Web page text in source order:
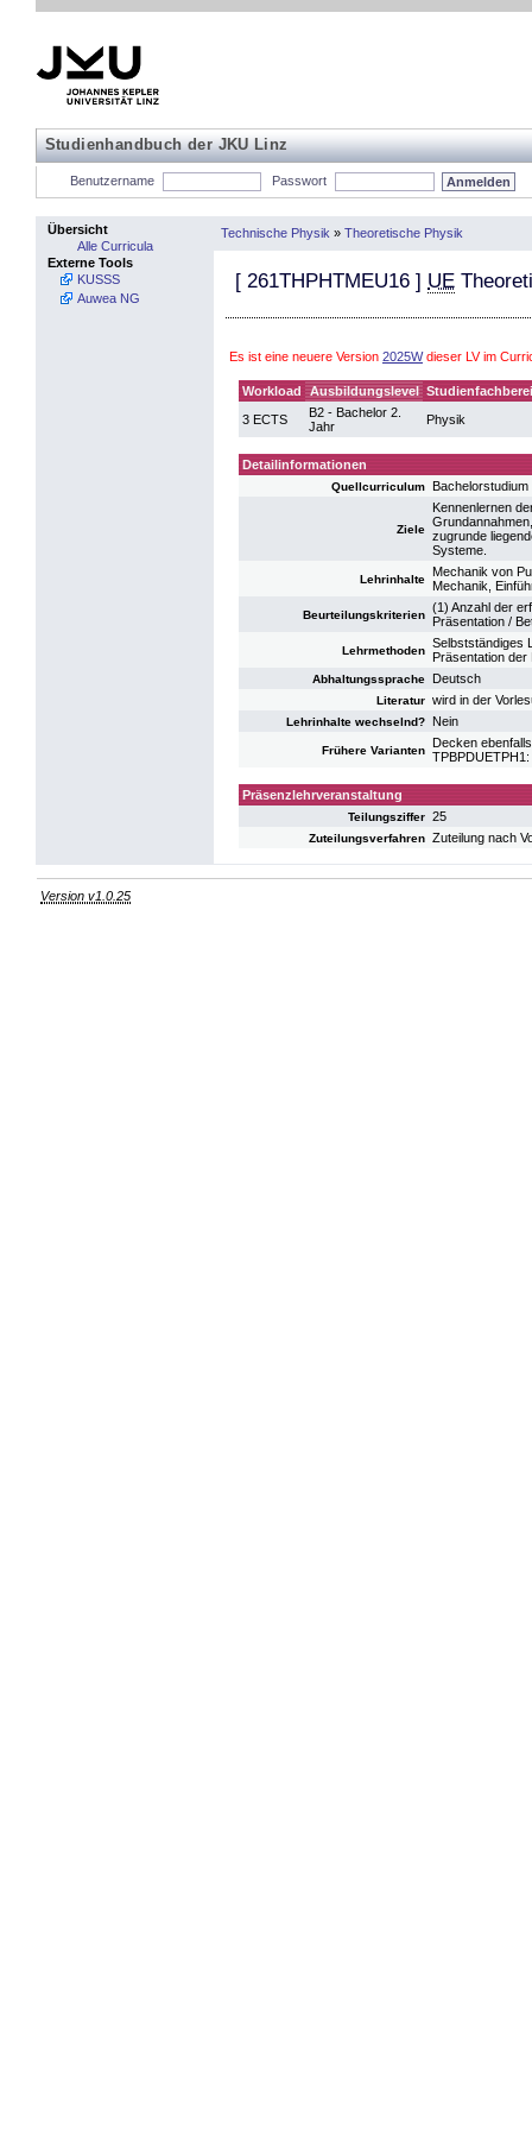
Studienhandbuch der JKU Linz
Benutzername Passwort
Übersicht
Alle Curricula
Externe Tools
KUSSS
Auwea NG
Technische Physik » Theoretische Physik
[ 261THPHTMEU16 ] UE
Es ist eine neuere Version 2025Wdieser LV im
Workload Ausbildungslevel
3 ECTS
B2 - Bachelor 2.
Jahr
Physik
Detailinformationen
Quellcurriculum
Ziele
Kennenlernen
zugrunde
Systeme.
Lehrinhalte
Mechanik von
Mechanik,
Beurteilungskriterien
(1) Anzahl der
Präsentation /
Lehrmethoden
Selbstständiges
Präsentation der
Abhaltungssprache Deutsch
Literatur wird in der
Lehrinhalte wechselnd? Nein
Frühere Varianten
Decken
Präsenzlehrveranstaltung
Teilungsziffer 25
Zuteilungsverfahren Zuteilung nach
Version v1.0.25